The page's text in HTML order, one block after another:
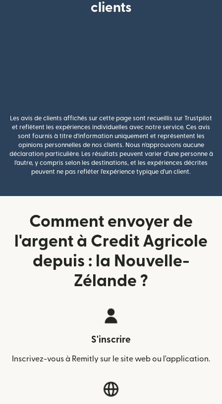
clients
Les avis de clients affichés sur cette page sont recueillis sur Trustpilot
et reflètent les expériences individuelles avec notre service. Ces avis
sont fournis à titre d'information uniquement et représentent les
opinions personnelles de nos clients. Nous n'approuvons aucune
déclaration particulière. Les résultats peuvent varier d'une personne à
l'autre, y compris selon les destinations, et les expériences décrites
peuvent ne pas refléter l'expérience typique d'un client.
Comment envoyer de
l'argent à Credit Agricole
depuis : la Nouvelle-
Zélande ?
S'inscrire
Inscrivez-vous à Remitly sur le site web ou l'application.